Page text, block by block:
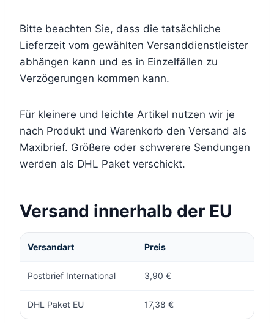
Bitte beachten Sie, dass die tatsächliche
Lieferzeit vom gewählten Versanddienstleister
abhängen kann und es in Einzelfällen zu
Verzögerungen kommen kann.
Für kleinere und leichte Artikel nutzen wir je
nach Produkt und Warenkorb den Versand als
Maxibrief. Größere oder schwerere Sendungen
werden als DHL Paket verschickt.
Versand innerhalb der EU
Versandart Preis
Postbrief International 3,90 €
DHL Paket EU 17,38 €